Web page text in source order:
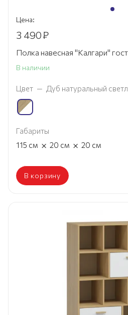
Цена:
3 490₽
Полка навесная "Калгари"
В наличии
Цвет — Дуб натуральный
Габариты
115 см × 20 см × 20 см
В корзину